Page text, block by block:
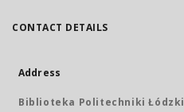
CONTACT DETAILS
Address
Biblioteka Politechniki